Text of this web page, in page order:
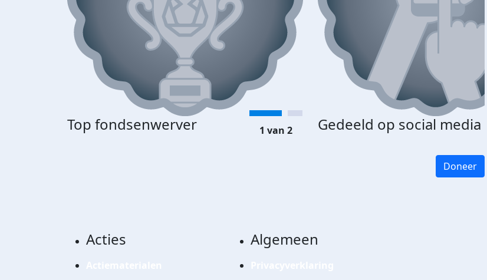
Top fondsenwerver Gedeeld op social media
1 van 2
Doneer
Acties Algemeen